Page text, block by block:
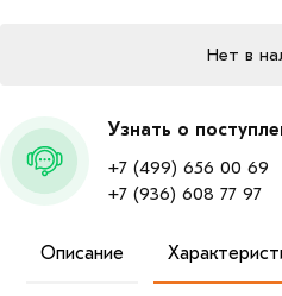
Нет в
Узнать о
+7 (499) 656 00 69
+7 (936) 608 77 97
Описание